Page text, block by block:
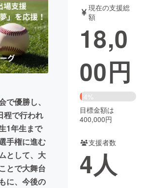
写真 音楽
ジー・ガジェット ゲーム・
画 書籍・雑誌
チャレンジ
り・地域活性化
Social Good
CAMPFIRE Creation
るさと納税machi-ya コミュニティ
で優勝し、
程で行われ
1年生まで
手権に進む
として、大
とで大舞台
に、今後の
現在の支援総
額
18,0
00円
4%
目標金額は
400,000円
支援者数
4人